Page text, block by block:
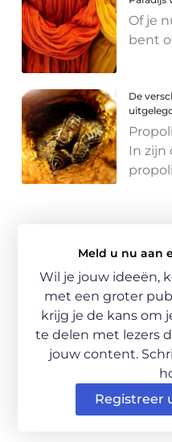
Of je
bent
De
In zijn
Meld u nu aan
Wil je jouw ideeën,
met een groter
krijg je de kans om
te delen met lezers
jouw content.
Registreer